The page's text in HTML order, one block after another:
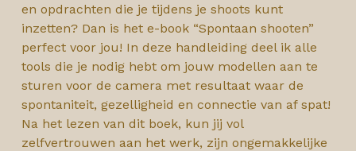
en opdrachten die je tijdens je shoots kunt
inzetten? Dan is het e-book “Spontaan shooten”
perfect voor jou! In deze handleiding deel ik alle
tools die je nodig hebt om jouw modellen aan te
sturen voor de camera met resultaat waar de
spontaniteit, gezelligheid en connectie van af spat!
Na het lezen van dit boek, kun jij vol
zelfvertrouwen aan het werk, zijn ongemakkelijke